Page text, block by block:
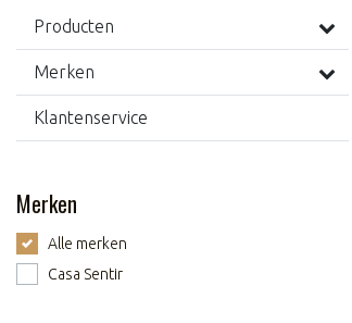
Producten
Merken
Klantenservice
Merken
Alle merken
Casa Sentir